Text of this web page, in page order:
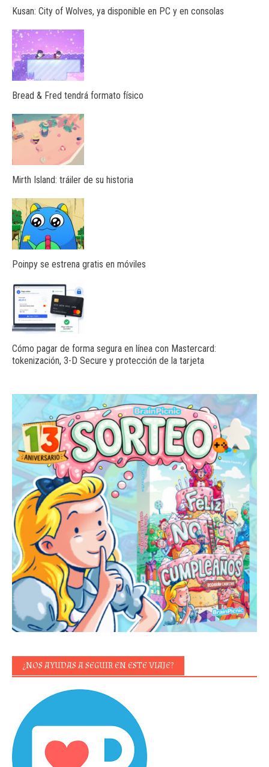
Kusan: City of Wolves, ya disponible en PC y en consolas
Bread & Fred tendrá formato físico
Mirth Island: tráiler de su historia
Poinpy se estrena gratis en móviles
Cómo pagar de forma segura en línea con Mastercard:
tokenización, 3-D Secure y protección de la tarjeta
¿NOS AYUDAS A SEGUIR EN ESTE VIAJE?